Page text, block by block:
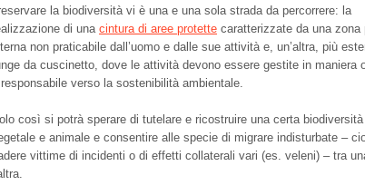
la biodiversità vi è una e una sola strada da percorrere: la
di unacintura di aree protette caratterizzate da una zona
non praticabile dall’uomo e dalle sue attività e, un’altra, più
da cuscinetto, dove le attività devono essere gestite in maniera
verso la sostenibilità ambientale.
così si potrà sperare di tutelare e ricostruire una certa biodiversità
e animale e consentire alle specie di migrare indisturbate –
vittime di incidenti o di effetti collaterali vari (es. veleni) – tra